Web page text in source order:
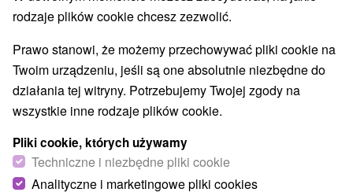
Košice - Staré Mesto (7) Košice - Juh(5)
Pokaż wszystko
WSZYSTKO TOP - BESTSELLERY NAJTAŃSZE
rodzaje plików cookie chcesz zezwolić.
Prawo stanowi, że możemy przechowywać pliki cookie na
Twoim urządzeniu, jeśli są one absolutnie niezbędne do
działania tej witryny. Potrzebujemy Twojej zgody na
wszystkie inne rodzaje plików cookie.
Pliki cookie, których używamy
Techniczne i niezbędne pliki cookie
Analityczne i marketingowe pliki cookies